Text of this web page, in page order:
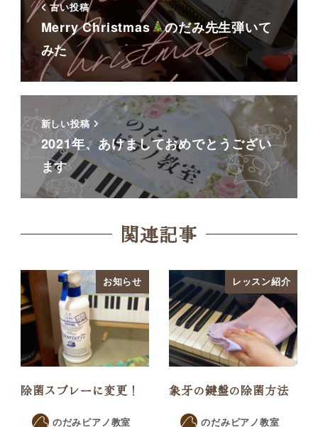
古い投稿
Merry Christmas
のだみ先生弾いて
みた
新しい投稿
2021年、あけましておめでとうござい
ます
関連記事
お知らせ
除菌スプレーに変更！
のだみピアノ教室
レッスン紹介
象牙の鍵盤の除菌方法
のだみピアノ教室